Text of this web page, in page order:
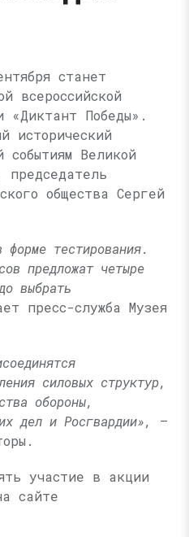
станет
всероссийской
«Диктант Победы».
исторический
событиям Великой
председатель
общества Сергей
форме тестирования.
предложат четыре
выбрать
пресс-служба Музея
силовых структур,
обороны,
дел и Росгвардии»,
—
участие в акции
сайте